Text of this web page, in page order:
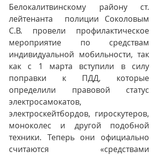
Белокалитвинскому району ст.
лейтенанта  полиции Соколовым
С.В. провели профилактическое
мероприятие по средствам
индивидуальной мобильности, так
как с 1 марта вступили в силу
поправки к ПДД, которые
определили правовой статус
электросамокатов,
электроскейтбордов, гироскутеров,
моноколес и другой подобной
техники. Теперь они официально
считаются «средствами